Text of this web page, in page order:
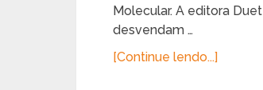
Molecular. A editora
desvendam …
[Continue lendo...]